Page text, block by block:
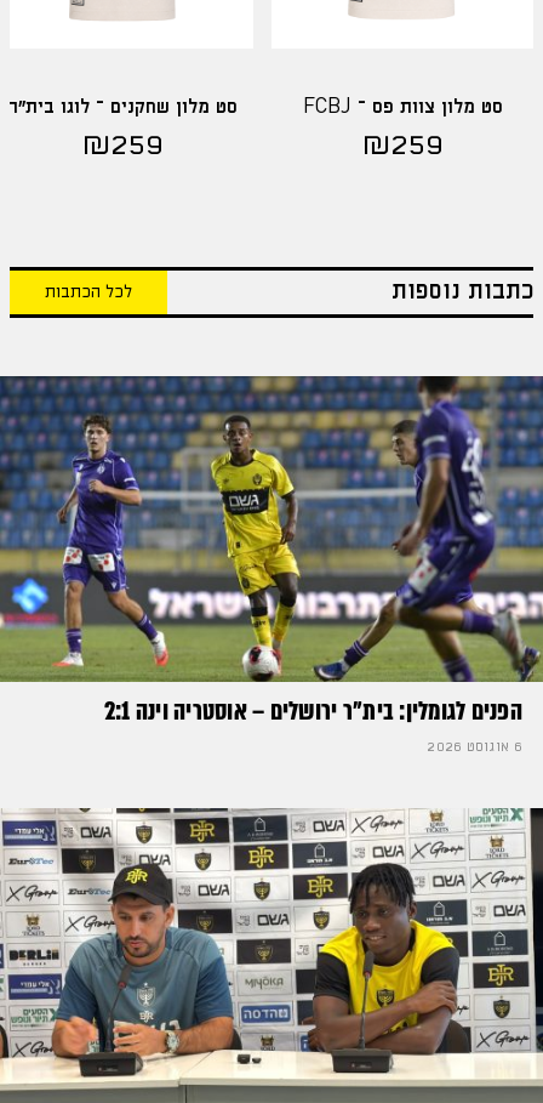
סט מלון צוות פס – FCBJ
₪259
סט מלון שחקנים – לוגו בית"ר
₪259
כתבות נוספות לכל הכתבות
הפנים לגומלין: בית״ר ירושלים – אוסטריה וינה 2:1
6 אוגוסט 2026